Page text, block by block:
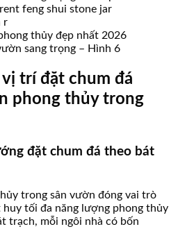
thủy đẹp nhất 2026
sang trọng – Hình 6
trí đặt chum đá
phong thủy trong
đặt chum đá theo bát
trong sân vườn đóng vai trò
tối đa năng lượng phong thủy
trạch, mỗi ngôi nhà có bốn